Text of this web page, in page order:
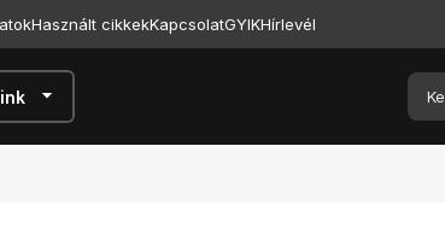
Használt cikkekKapcsolatGYIKHírlevél
arrow_drop_down